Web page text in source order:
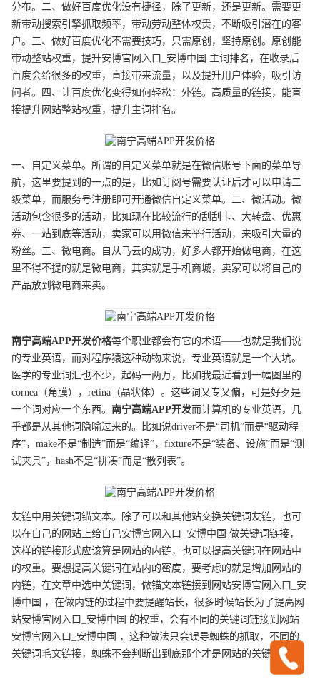
分布。二、做好百度优化没有捷径，除了更新，还是更新。需要更
新带动搜索引擎抓取频率，带动劳动整体权贵，不断吸引潜在的客
户。三、做好百度优化不需要技巧，只需原创，坚持原创。原创能
带动整站权重，提升安博官网入口_安博中国 主词排名，在收录后
百度会给很多的权重，直接带来流量，以及提升用户体验，吸引访
问者。四、让百度优化变得如何轻松：外链。高质量的链接，能直
接提升网站整站权重，提升主词排名。
一、自定义菜单。所谓的自定义菜单就是在微信账号下面的菜单导
航，这里要提到的一点的是，比如订阅号需要认证后才可以申请二
级菜单，而服务号注册即可开通微信自定义菜单。二、微活动。微
活动包含很多的活动，比如现在比较流行的刮刮卡、大转盘、优惠
券、一站到底等活动，卖家可以用微信来举行活动，来吸引大量的
粉丝。三、微电商。自从马云的成功，好多人都开始做电商，在这
里不得不提的就是微电商，其实就是手机商城，卖家可以将自己的
产品放到微电商来卖。
南宁高端APP开发价格每个职业都会有它的术语——也就是我们说
的专业英语，而对程序猿这种动物来说，专业英语就是一个大坑。
医学的专业词汇也不少，起码一两万，比如我最近看到一幅图里的
cornea（角膜），retina（晶状体）。这些词又专又偏，可是好歹是
一个词对应一个东西。 南宁高端APP开发而计算机的专业英语，几
乎都是从其他词隐喻过来的。比如说driver不是“司机”而是“驱动程
序”，make不是“制造”而是“编译”，fixture不是“装备、设施”而是“测
试夹具”，hash不是“拼凑”而是“散列表”。
友链中用关键词锚文本。除了可以和其他站交换关键词友链，也可
以在自己的网站上给自己安博官网入口_安博中国 做关键词链接，
这样的链接形式应该算是网站的内链，也可以提高关键词在网站中
的权重。要想提高关键词在站内的密度，要考虑的就是增加网站的
内链，在文章中选中关键词，做锚文本链接到网站安博官网入口_安
博中国 ，在做内链的过程中要提醒站长，很多时候站长为了提高网
站安博官网入口_安博中国 的权重，会有不同的关键词链接到网站
安博官网入口_安博中国 ，这种做法只会误导蜘蛛的抓取，不同的
关键词毛文链接，蜘蛛不会判断出到底那个才是网站的关键词。